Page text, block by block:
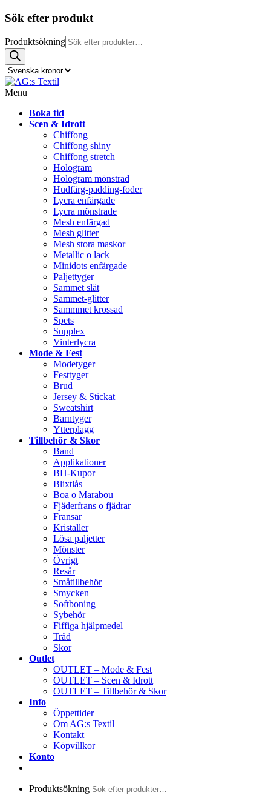
Sök efter produkt
Produktsökning
Menu
Boka tid
Scen & Idrott
Chiffong
Chiffong shiny
Chiffong stretch
Hologram
Hologram mönstrad
Hudfärg-padding-foder
Lycra enfärgade
Lycra mönstrade
Mesh enfärgad
Mesh glitter
Mesh stora maskor
Metallic o lack
Minidots enfärgade
Paljettyger
Sammet slät
Sammet-glitter
Sammmet krossad
Spets
Supplex
Vinterlycra
Mode & Fest
Modetyger
Festtyger
Brud
Jersey & Stickat
Sweatshirt
Barntyger
Ytterplagg
Tillbehör & Skor
Band
Applikationer
BH-Kupor
Blixtlås
Boa o Marabou
Fjäderfrans o fjädrar
Fransar
Kristaller
Lösa paljetter
Mönster
Övrigt
Resår
Småtillbehör
Smycken
Softboning
Sybehör
Fiffiga hjälpmedel
Tråd
Skor
Outlet
OUTLET – Mode & Fest
OUTLET – Scen & Idrott
OUTLET – Tillbehör & Skor
Info
Öppettider
Om AG:s Textil
Kontakt
Köpvillkor
Konto
Produktsökning